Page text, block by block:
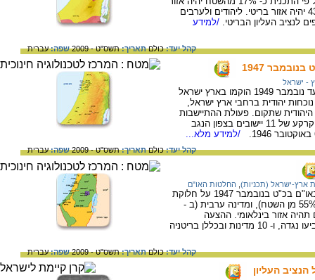
יהודי, כ- 40% מהשטח יהיה אזור ערבי וכ- 43% יהיה אזור בריטי. ליהודים ולערבים
לנציב העליון הבריטי. /למידע
קהל יעד:כולםתאריך:תשס"ט - 2009 שפה:עברית
- ישראל
בין תום מלחמת העולם השנייה במאי 1945 ועד נובמבר 1949 הוקמו בארץ ישראל
יהודית ברחבי ארץ ישראל,
שתקום. פעולת ההתיישבות
הגדולה והמאורגנת ביותר הייתה העלייה על הקרקע של 11 יישובים בצפון הנגב
/למידע מלא...
קהל יעד:כולםתאריך:תשס"ט - 2009 שפה:עברית
ארץ-ישראל (תכניות) החלטות האו"ם
מפת התכנית שהתקבלה בהצבעה שנערכה באו"ם בכ"ט בנובמבר 1947 על חלוקת
ארץ ישראל לשתי מדינות - מדינה יהודית (ב- 55% מן השטח), ומדינה ערבית (ב -
תהיה אזור בינלאומי. ההצעה
התקבלה ברוב של 33 מדינות. 13 מדינות הצביעו נגדה, ו- 10 מדינות ובכללן בריטניה
קהל יעד:כולםתאריך:תשס"ט - 2009 שפה:עברית
העליון